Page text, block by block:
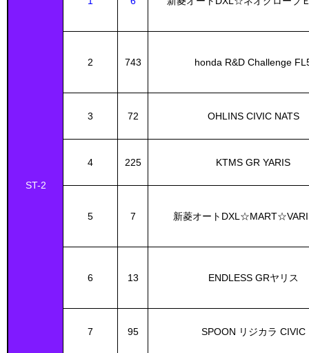
ST-2
2 743 honda R&D Challenge
3 72 OHLINS CIVIC NATS
4 225 KTMS GR YARIS
5 7 新菱オート
6 13 ENDLESS GRヤリス
7 95 SPOON リジカラ CIVIC